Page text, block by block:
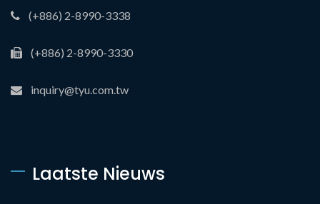
(+886) 2-8990-3338
(+886) 2-8990-3330
inquiry@tyu.com.tw
Laatste Nieuws